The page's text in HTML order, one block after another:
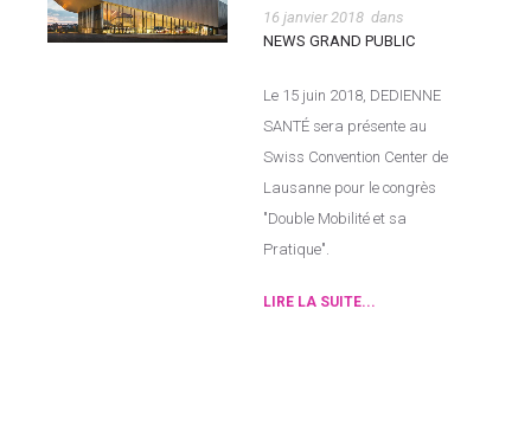
16 janvier 2018 dans
NEWS GRAND PUBLIC
Le 15 juin 2018, DEDIENNE
SANTÉ sera présente au
Swiss Convention Center de
Lausanne pour le congrès
"Double Mobilité et sa
Pratique".
LIRE LA SUITE...